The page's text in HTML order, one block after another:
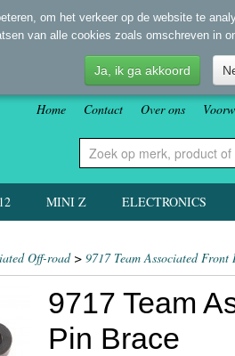
Home Contact Over ons
MINI Z ELECTRONICS
Off-road> 9717 Team Associated
9717 Team
Pin Brace
om het verkeer op de website te
van alle cookies zoals omschreven in
Ja, ik ga akkoord